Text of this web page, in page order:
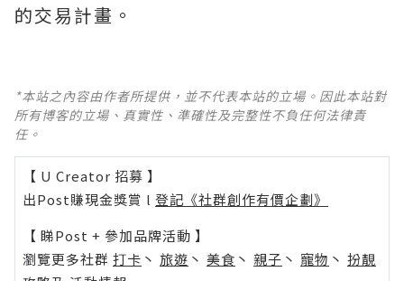
的交易計畫。
*本站之內容由作者所提供，並不代表本站的立場。因此本站對
所有博客的立場、真實性、準確性及完整性不負任何法律責
任。
【 U Creator 招募 】
出Post賺現金獎賞 l 登記《社群創作有價企劃》
【 睇Post + 參加品牌活動 】
瀏覽更多社群 打卡 丶 旅遊 丶 美食 丶 親子 丶 寵物 丶 扮靚